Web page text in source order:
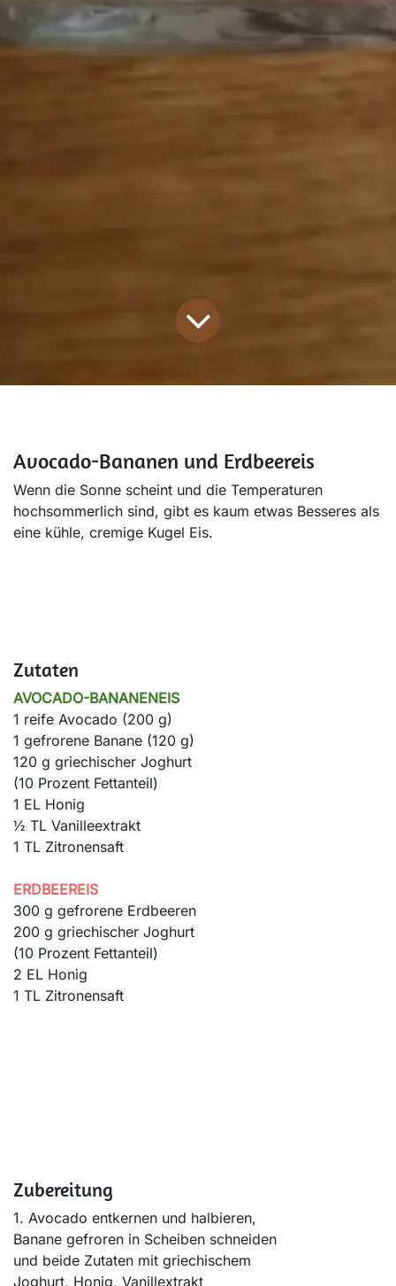
Avocado-Bananen und Erdbeereis
Wenn die Sonne scheint und die Temperaturen
hochsommerlich sind, gibt es kaum etwas Besseres als
eine kühle, cremige Kugel Eis.
Zutaten
AVOCADO-BANANENEIS
1 reife Avocado (200 g)
1 gefrorene Banane (120 g)
120 g griechischer Joghurt
(10 Prozent Fettanteil)
1 EL Honig
½ TL Vanilleextrakt
1 TL Zitronensaft
ERDBEEREIS
300 g gefrorene Erdbeeren
200 g griechischer Joghurt
(10 Prozent Fettanteil)
2 EL Honig
1 TL Zitronensaft
Zubereitung
1. Avocado entkernen und halbieren,
Banane gefroren in Scheiben schneiden
und beide Zutaten mit griechischem
Joghurt, Honig, Vanillextrakt